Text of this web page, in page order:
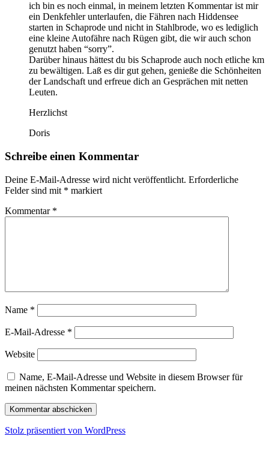
ich bin es noch einmal, in meinem letzten Kommentar ist mir
ein Denkfehler unterlaufen, die Fähren nach Hiddensee
starten in Schaprode und nicht in Stahlbrode, wo es lediglich
eine kleine Autofähre nach Rügen gibt, die wir auch schon
genutzt haben “sorry”.
Darüber hinaus hättest du bis Schaprode auch noch etliche km
zu bewältigen. Laß es dir gut gehen, genieße die Schönheiten
der Landschaft und erfreue dich an Gesprächen mit netten
Leuten.
Herzlichst
Doris
Schreibe einen Kommentar
Deine E-Mail-Adresse wird nicht veröffentlicht. Erforderliche
Felder sind mit * markiert
Kommentar *
Name *
E-Mail-Adresse *
Website
Name, E-Mail-Adresse und Website in diesem Browser für
meinen nächsten Kommentar speichern.
Stolz präsentiert von WordPress